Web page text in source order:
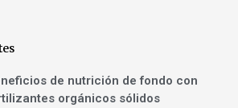
de nutrición de fondo con
orgánicos sólidos